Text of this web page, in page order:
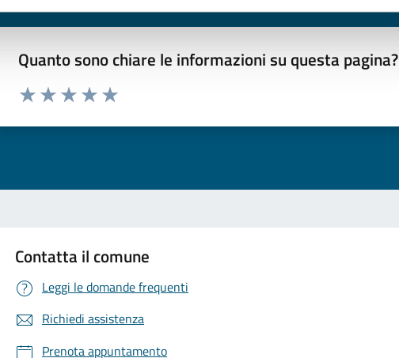
Quanto sono chiare le informazioni su questa pagina?
Valuta da 1 a 5 stelle la pagina
Contatta il comune
Leggi le domande frequenti
Richiedi assistenza
Prenota appuntamento